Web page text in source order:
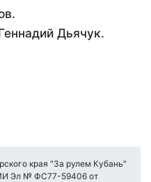
Дьячук.
края "За рулем Кубань"
Эл № ФС77-59406 от